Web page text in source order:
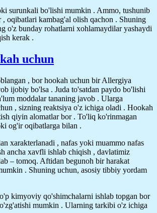
surunkali bo'lishi mumkin . Ammo, tushunib
, oqibatlari kambag'al olish qachon . Shuning
o'z bunday rohatlarni xohlamaydilar yashaydi
kerak .
uchun
, bor hookah uchun bir Allergiya
ijobiy bo'lsa . Juda to'satdan paydo bo'lishi
moddalar tananing javob . Ularga
, sizning reaktsiya o'z ichiga oladi . Hookah
qiyin alomatlar bor . To'liq ko'rinmagan
og'ir oqibatlarga bilan .
xarakterlanadi , nafas yoki muammo nafas
ancha xavfli ishlab chiqish , davlatimiz
– tomoq. Aftidan begunoh bir harakat
. Shuning uchun, asosiy tibbiy yordam
kimyoviy qo'shimchalarni ishlab topgan bor
mumkin . Ularning tarkibi o'z ichiga